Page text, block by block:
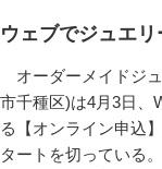
ウェブでジュエリ
オーダーメイドジ
市千種区)は4月3日、
る【オンライン申込
タートを切っている。